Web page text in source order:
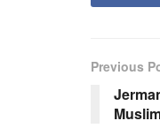
Previous